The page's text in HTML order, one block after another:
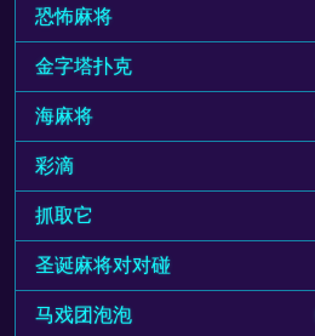
恐怖麻将
金字塔扑克
海麻将
彩滴
抓取它
圣诞麻将对对碰
马戏团泡泡